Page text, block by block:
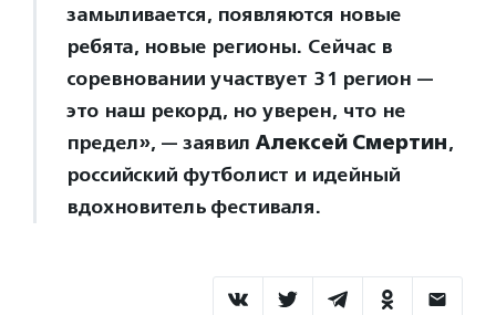
замыливается, появляются новые
ребята, новые регионы. Сейчас в
соревновании участвует 31 регион —
это наш рекорд, но уверен, что не
предел», — заявил Алексей Смертин,
российский футболист и идейный
вдохновитель фестиваля.